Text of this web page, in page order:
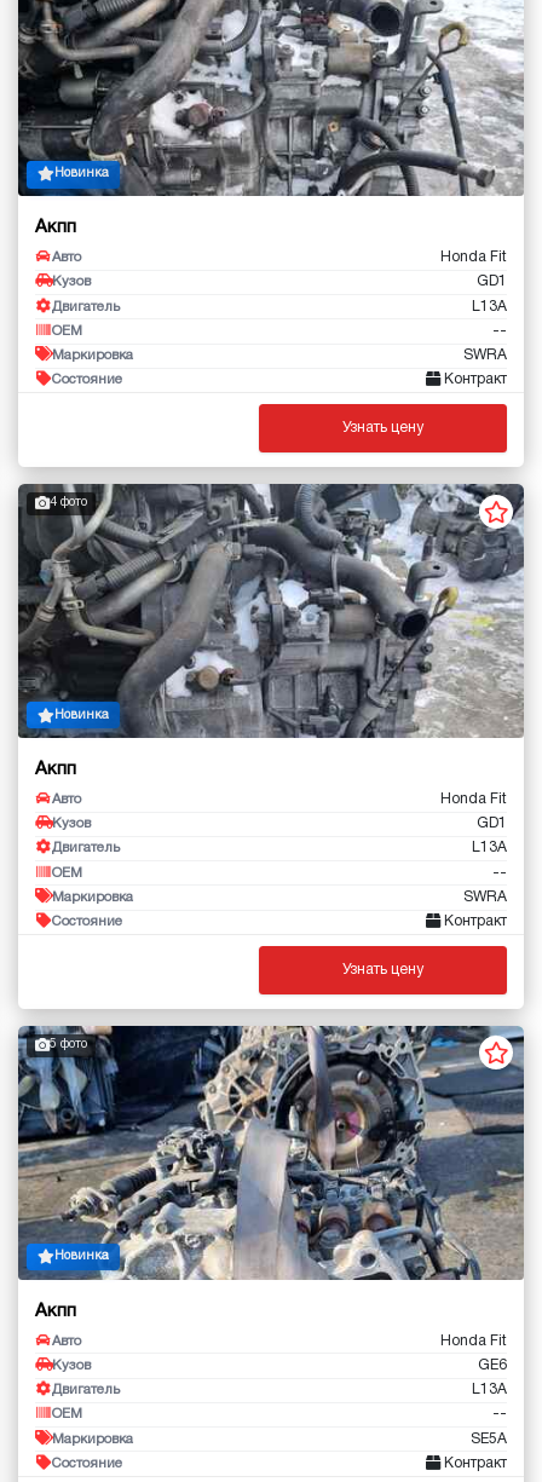
Новинка
Акпп
Авто Honda Fit
Кузов GD1
Двигатель L13A
OEM --
Маркировка SWRA
Состояние Контракт
Узнать цену
4 фото
Новинка
Акпп
Авто Honda Fit
Кузов GD1
Двигатель L13A
OEM --
Маркировка SWRA
Состояние Контракт
Узнать цену
5 фото
Новинка
Акпп
Авто Honda Fit
Кузов GE6
Двигатель L13A
OEM --
Маркировка SE5A
Состояние Контракт